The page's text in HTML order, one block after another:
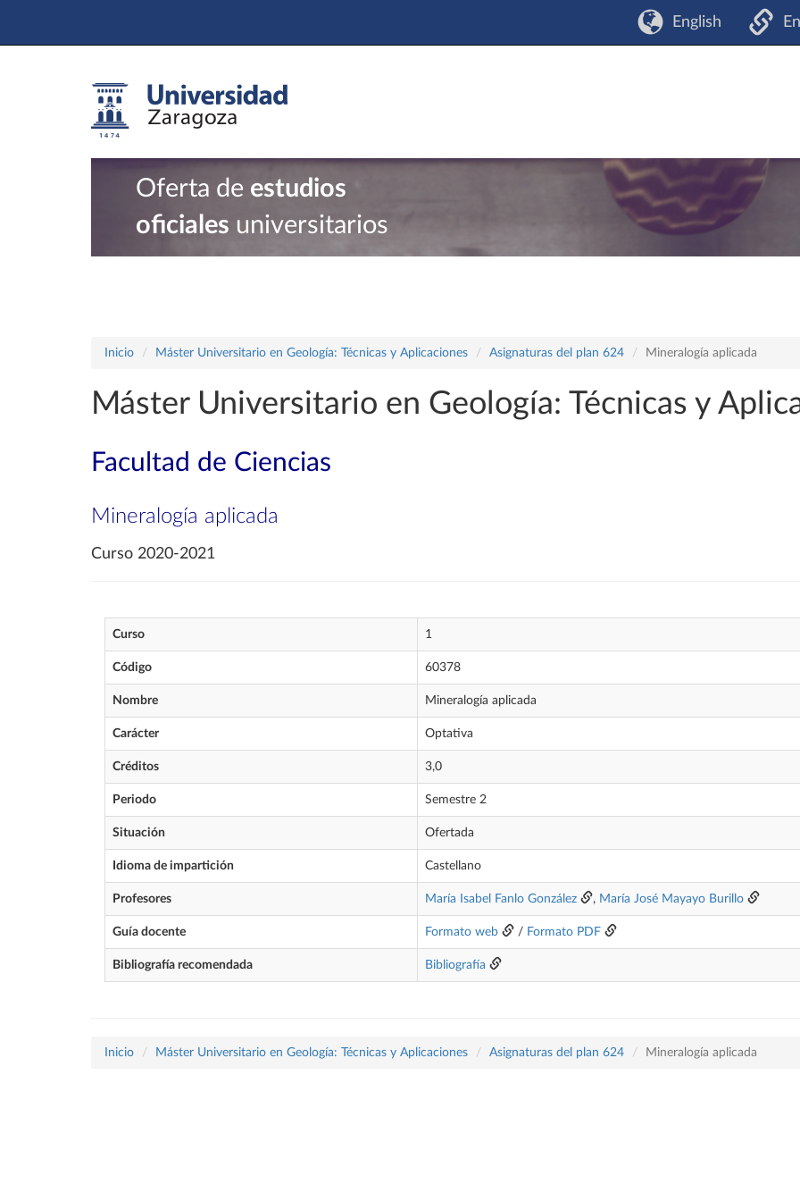
English
Oferta de estudios
oficiales universitarios
Inicio Máster Universitario en Geología: Técnicas y Aplicaciones Asignaturas del plan 624 Mineralogía aplicada
Máster Universitario en Geología: Técnicas y
Facultad de Ciencias
Mineralogía aplicada
Curso 2020-2021
Curso 1
Código 60378
Nombre Mineralogía aplicada
Carácter Optativa
Créditos 3,0
Periodo Semestre 2
Situación Ofertada
Idioma de impartición Castellano
Profesores María Isabel Fanlo González , María José Mayayo Burillo
Guía docente Formato web / Formato PDF
Bibliografía recomendada Bibliografía
Inicio Máster Universitario en Geología: Técnicas y Aplicaciones Asignaturas del plan 624 Mineralogía aplicada